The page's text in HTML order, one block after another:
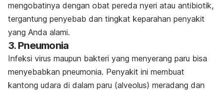
mengobatinya dengan obat pereda nyeri atau antibiotik,
tergantung penyebab dan tingkat keparahan penyakit
yang Anda alami.
3. Pneumonia
Infeksi virus maupun bakteri yang menyerang paru bisa
menyebabkan pneumonia. Penyakit ini membuat
kantong udara di dalam paru (alveolus) meradang dan